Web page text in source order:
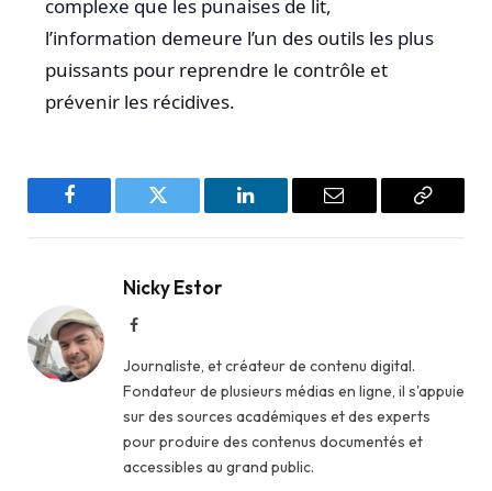
complexe que les punaises de lit,
l’information demeure l’un des outils les plus
puissants pour reprendre le contrôle et
prévenir les récidives.
Facebook Twitter LinkedIn Email
Copy
Nicky Estor
Facebook
Journaliste, et créateur de contenu digital.
Fondateur de plusieurs médias en ligne, il s'appuie
sur des sources académiques et des experts
pour produire des contenus documentés et
accessibles au grand public.